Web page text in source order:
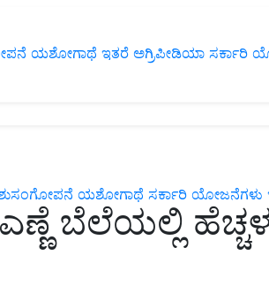
ಯಶೋಗಾಥೆ ಇತರೆ ಅಗ್ರಿಪೀಡಿಯಾ ಸರ್ಕಾರಿ
ಯಶೋಗಾಥೆ ಸರ್ಕಾರಿ ಯೋಜನೆಗಳು
ಬೆಲೆಯಲ್ಲಿ